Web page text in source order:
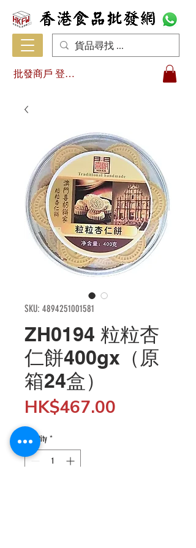
批發商戶 登入/註冊
SKU: 4894251001581
ZH0194 粒粒杏
仁餅400gx（原
箱24盒）
HK$467.00
Quantity *